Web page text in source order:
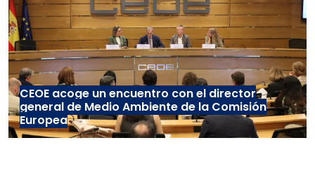
CEOE acoge un encuentro con el director
general de Medio Ambiente de la Comisión
Europea